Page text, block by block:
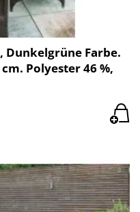
Dunkelgrüne Farbe.
Polyester 46 %,